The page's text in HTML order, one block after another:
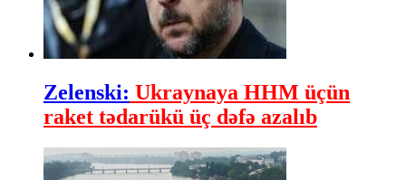
Zelenski: Ukraynaya HHM üçün
raket tədarükü üç dəfə azalıb